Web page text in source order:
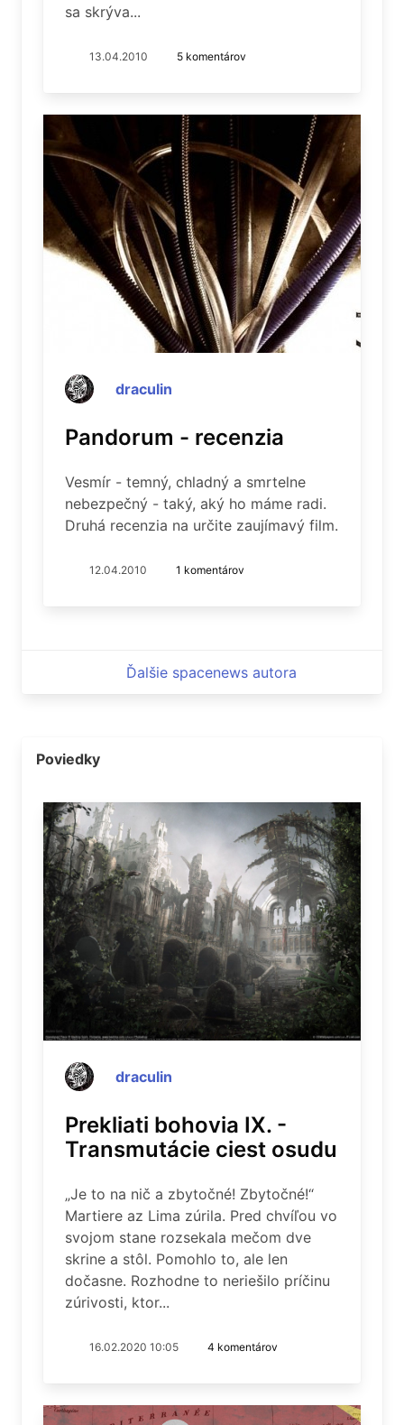
sa skrýva...
13.04.2010 5 komentárov
draculin
Pandorum - recenzia
Vesmír - temný, chladný a smrtelne
nebezpečný - taký, aký ho máme radi.
Druhá recenzia na určite zaujímavý film.
12.04.2010 1 komentárov
Ďalšie spacenews autora
Poviedky
draculin
Prekliati bohovia IX. -
Transmutácie ciest osudu
„Je to na nič a zbytočné! Zbytočné!“
Martiere az Lima zúrila. Pred chvíľou vo
svojom stane rozsekala mečom dve
skrine a stôl. Pomohlo to, ale len
dočasne. Rozhodne to neriešilo príčinu
zúrivosti, ktor...
16.02.2020 10:05 4 komentárov